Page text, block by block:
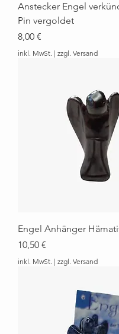
Anstecker Engel
Pin vergoldet
Preis
8,00 €
inkl. MwSt. | zzgl. Versand
Engel Anhänger
Preis
10,50 €
inkl. MwSt. | zzgl. Versand